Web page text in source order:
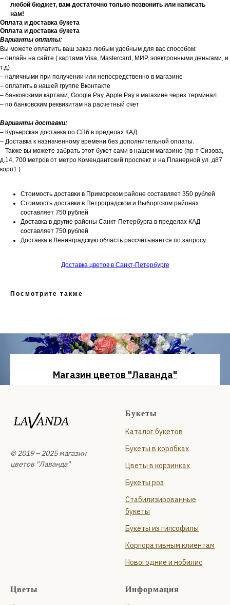
любой бюджет, вам достаточно только позвонить или написать
нам!
Оплата и доставка букета
Оплата и доставка букета
Варианты оплаты:
Вы можете оплатить ваш заказ любым удобным для вас способом:
– онлайн на сайте ( картами Visa, Mastercard, МИР, электронными деньгами, и
т.д)
– наличными при получении или непосредственно в магазине
– оплатить в нашей группе Вконтакте
– банковскими картами, Google Pay, Apple Pay в магазине через терминал
– по банковским реквизитам на расчетный счет
Варианты доставки:
– Курьерская доставка по СПб в пределах КАД.
– Доставка к назначенному времени без дополнительной оплаты.
– Также вы можете забрать этот букет сами в нашем магазине (пр-т Сизова,
д.14, 700 метров от метро Комендантский проспект и на Планерной ул. д87
корп1.)
Стоимость доставки в Приморском районе составляет 350 рублей
Стоимость доставки в Петроградском и Выборгском районах
составляет 750 рублей
Доставка в другие районы Санкт-Петербурга в пределах КАД
составляет 750 рублей
Доставка в Ленинградскую область рассчитывается по запросу.
Доставка цветов в Санкт-Петербурге
Посмотрите также
Магазин цветов "Лаванда"
проспект Сизова, 14
Ежедневно с 09:00 до 22:00
+7 (931) 210-10-24
Планерная улица, 87 к1, стр. 1
Ежедневно с 09:00 до 22:00
© 2019 – 2025 магазин
цветов "Лаванда"
Букеты
Каталог букетов
Букеты в коробках
Цветы в корзинках
Букеты роз
Стабилизированные
букеты
Букеты из гипсофилы
Корпоративным клиентам
Новогодние и нобилис
Цветы Информация